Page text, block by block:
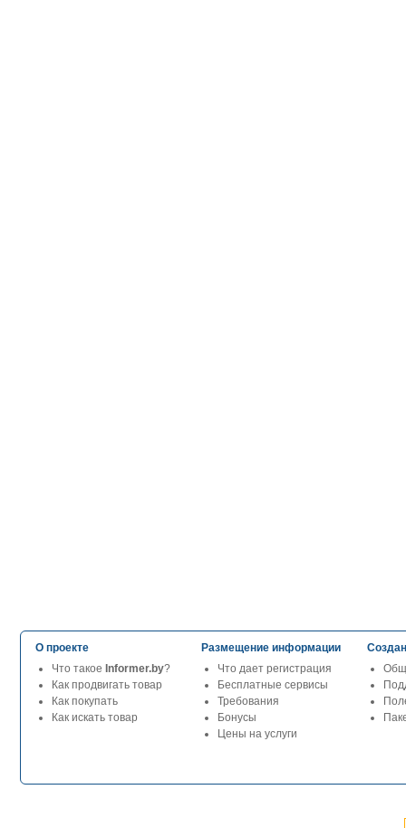
О проекте
Что такое Informer.by?
Как продвигать товар
Как покупать
Как искать товар
Размещение информации
Что дает регистрация
Бесплатные сервисы
Требования
Бонусы
Цены на услуги